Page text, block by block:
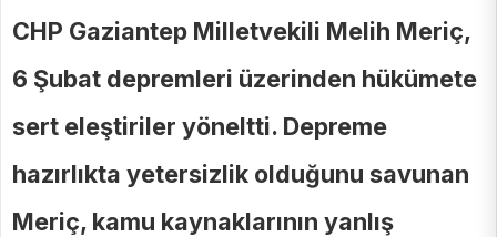
CHP Gaziantep Milletvekili Melih Meriç,
6 Şubat depremleri üzerinden hükümete
sert eleştiriler yöneltti. Depreme
hazırlıkta yetersizlik olduğunu savunan
Meriç, kamu kaynaklarının yanlış